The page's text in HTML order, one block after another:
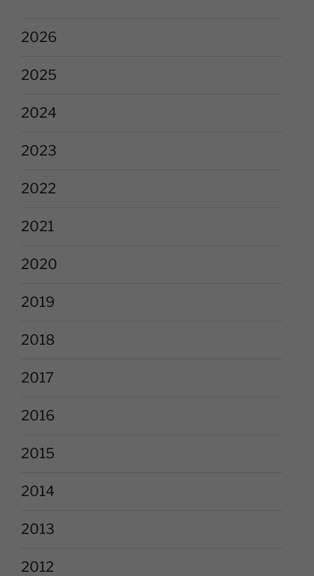
2026
2025
2024
2023
2022
2021
2020
2019
2018
2017
2016
2015
2014
2013
2012